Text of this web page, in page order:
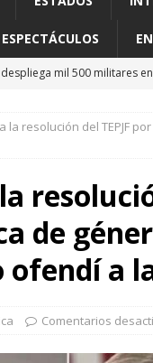
ESPECTÁCULOS
mil 500 militares
que la humanidad ya
ve incierto el futuro del T-
LOCAL
la resolución del TEPJF
de
ofendí a
Comentarios